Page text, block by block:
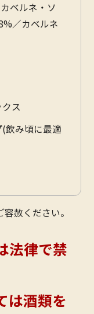
ベルネ・ソ
／カベルネ
ス
飲み頃に最適
赦ください。
法律で禁
は酒類を